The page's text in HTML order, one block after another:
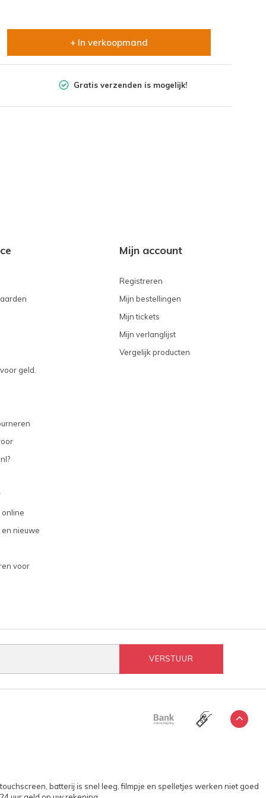
+ In verkoopmand
Gratis verzenden is mogelijk!
geld.
nieuwe
voor
Mijn account
Registreren
Mijn bestellingen
Mijn tickets
Mijn verlanglijst
Vergelijk producten
VERSTUUR
batterij is snel leeg, filmpje en spelletjes werken niet goed